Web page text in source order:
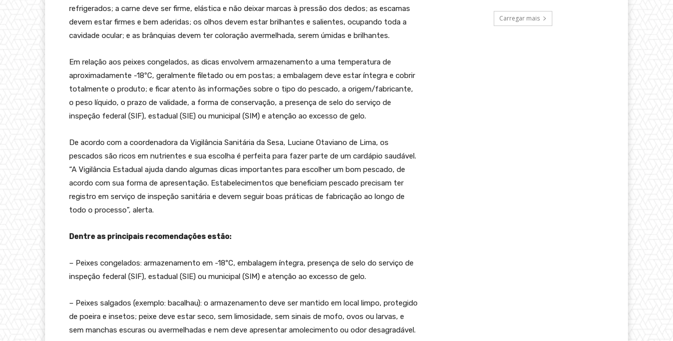
refrigerados; a carne deve ser firme, elástica e não deixar marcas à pressão dos dedos; as escamas
devem estar firmes e bem aderidas; os olhos devem estar brilhantes e salientes, ocupando toda a
cavidade ocular; e as brânquias devem ter coloração avermelhada, serem úmidas e brilhantes.
Em relação aos peixes congelados, as dicas envolvem armazenamento a uma temperatura de
aproximadamente -18ºC, geralmente filetado ou em postas; a embalagem deve estar íntegra e cobrir
totalmente o produto; e ficar atento às informações sobre o tipo do pescado, a origem/fabricante,
o peso líquido, o prazo de validade, a forma de conservação, a presença de selo do serviço de
inspeção federal (SIF), estadual (SIE) ou municipal (SIM) e atenção ao excesso de gelo.
De acordo com a coordenadora da Vigilância Sanitária da Sesa, Luciane Otaviano de Lima, os
pescados são ricos em nutrientes e sua escolha é perfeita para fazer parte de um cardápio saudável.
“A Vigilância Estadual ajuda dando algumas dicas importantes para escolher um bom pescado, de
acordo com sua forma de apresentação. Estabelecimentos que beneficiam pescado precisam ter
registro em serviço de inspeção sanitária e devem seguir boas práticas de fabricação ao longo de
todo o processo”, alerta.
Dentre as principais recomendações estão:
– Peixes congelados: armazenamento em -18ºC, embalagem íntegra, presença de selo do serviço de
inspeção federal (SIF), estadual (SIE) ou municipal (SIM) e atenção ao excesso de gelo.
– Peixes salgados (exemplo: bacalhau): o armazenamento deve ser mantido em local limpo, protegido
de poeira e insetos; peixe deve estar seco, sem limosidade, sem sinais de mofo, ovos ou larvas, e
sem manchas escuras ou avermelhadas e nem deve apresentar amolecimento ou odor desagradável.
Carregar mais